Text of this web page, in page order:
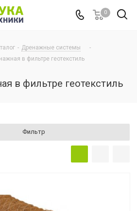
0
- Дренажные системы
-
в фильтре геотекстиль
в фильтре геотекстиль
Фильтр